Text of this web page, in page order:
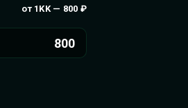
от 1KK — 800 ₽
800